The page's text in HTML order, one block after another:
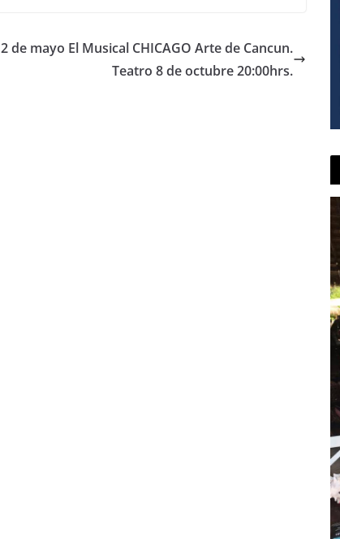
2 de mayo El Musical CHICAGO Arte de Cancun.
Teatro 8 de octubre 20:00hrs.